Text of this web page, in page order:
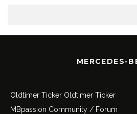
MERCEDES-
Oldtimer Ticker Oldtimer Ticker
MBpassion Community / Forum